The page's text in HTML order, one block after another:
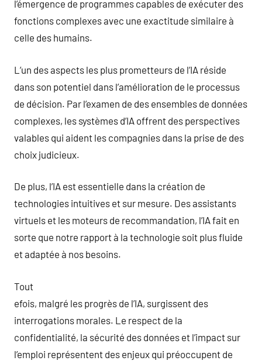
l’émergence de programmes capables de exécuter des
fonctions complexes avec une exactitude similaire à
celle des humains.
L’un des aspects les plus prometteurs de l’IA réside
dans son potentiel dans l’amélioration de le processus
de décision. Par l’examen de des ensembles de données
complexes, les systèmes d’IA offrent des perspectives
valables qui aident les compagnies dans la prise de des
choix judicieux.
De plus, l’IA est essentielle dans la création de
technologies intuitives et sur mesure. Des assistants
virtuels et les moteurs de recommandation, l’IA fait en
sorte que notre rapport à la technologie soit plus fluide
et adaptée à nos besoins.
Tout
efois, malgré les progrès de l’IA, surgissent des
interrogations morales. Le respect de la
confidentialité, la sécurité des données et l’impact sur
l’emploi représentent des enjeux qui préoccupent de